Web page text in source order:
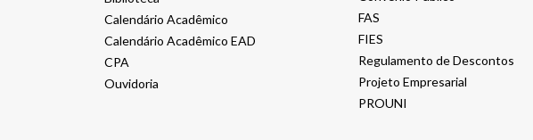
Calendário Acadêmico
Calendário Acadêmico EAD
CPA
Ouvidoria
FAS
FIES
Regulamento de Descontos
Projeto Empresarial
PROUNI